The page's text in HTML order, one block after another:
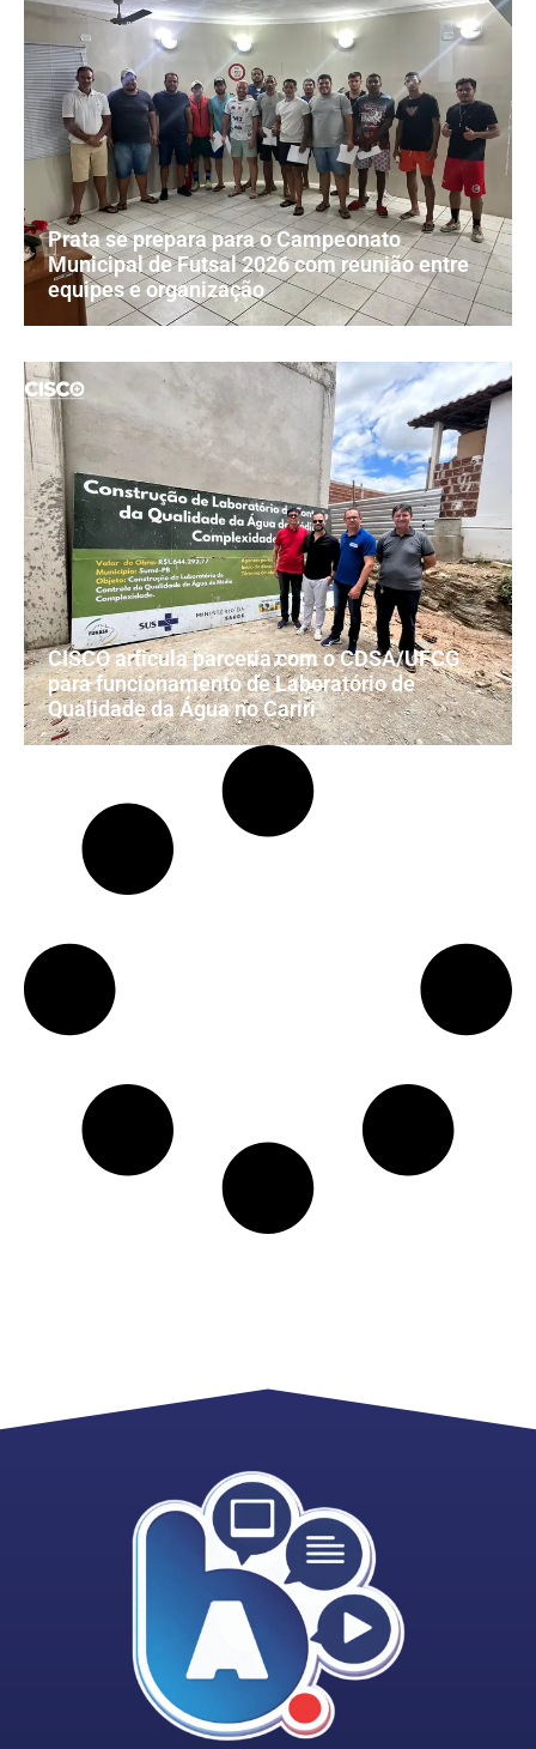
Prata se prepara para o Campeonato
Municipal de Futsal 2026 com reunião entre
equipes e organização
CISCO articula parceria com o CDSA/UFCG
para funcionamento de Laboratório de
Qualidade da Água no Cariri